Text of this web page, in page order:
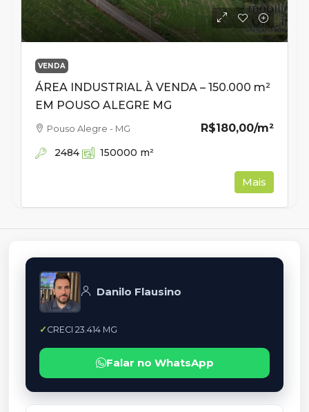
VENDA
ÁREA INDUSTRIAL À VENDA – 150.000 m²
EM POUSO ALEGRE MG
R$180,00/m²
Pouso Alegre - MG
2484 150000 m²
Mais
Danilo Flausino
CRECI 23.414 MG
Falar no WhatsApp